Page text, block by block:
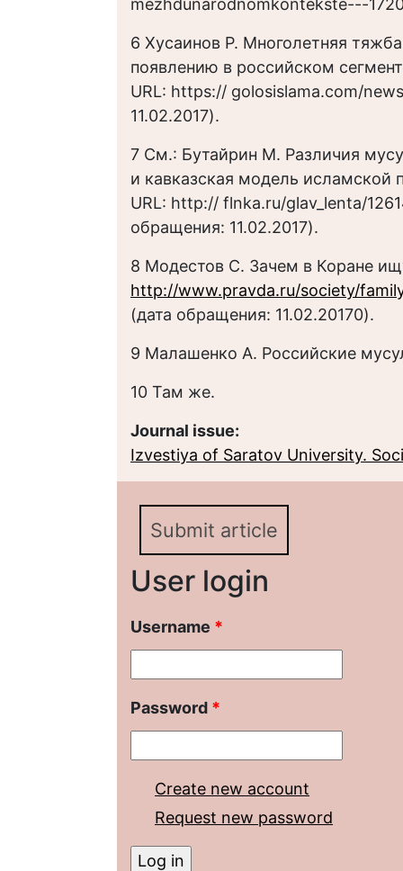
mezhdunarodnomkontekste---
6 Хусаинов Р. Многолетняя
появлению в российском
URL: https:// golosislama.com/
11.02.2017).
7 См.: Бутайрин М. Различия
и кавказская модель исламской
URL: http:// flnka.ru/glav_lenta/
обращения: 11.02.2017).
8 Модестов С. Зачем в Коране
http://www.pravda.ru/society/
(дата обращения: 11.02.20170).
9 Малашенко А. Российские
10 Там же.
Journal issue:
Izvestiya of Saratov University.
Submit article
User login
Username *
Password *
Create new account
Request new password